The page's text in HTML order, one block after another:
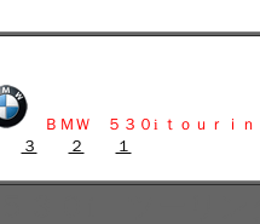
ＢＭＷ ５３０i ｔｏｕｒｉｎ
３ ２
１